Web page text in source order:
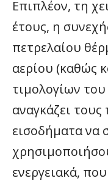
Επιπλέον, τη
έτους, η
πετρελαίου
αερίου (καθώς
τιμολογίων
αναγκάζει τους
εισοδήματα να
ενεργειακά,